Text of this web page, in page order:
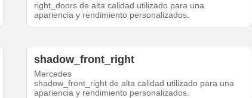
right_doors de alta calidad utilizado para una
apariencia y rendimiento personalizados.
shadow_front_right
Mercedes
shadow_front_right de alta calidad utilizado para una
apariencia y rendimiento personalizados.